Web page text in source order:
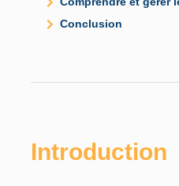
Conclusion
Introduction